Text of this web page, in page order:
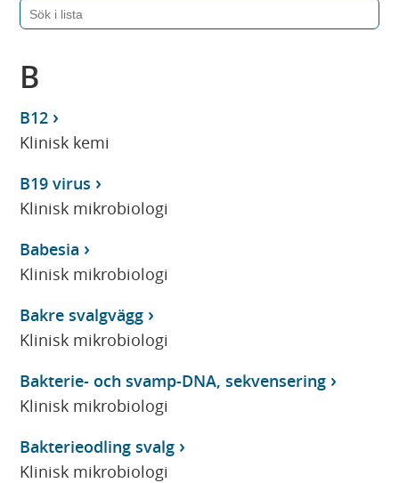
B
B12
Klinisk kemi
B19 virus
Klinisk mikrobiologi
Babesia
Klinisk mikrobiologi
Bakre svalgvägg
Klinisk mikrobiologi
Bakterie- och svamp-DNA, sekvensering
Klinisk mikrobiologi
Bakterieodling svalg
Klinisk mikrobiologi